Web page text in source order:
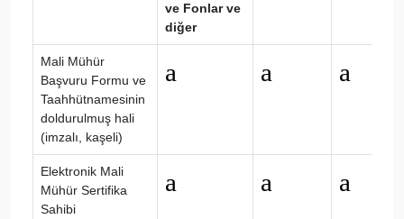
ve Fonlar ve
diğer
Mali Mühür
Başvuru Formu ve
Taahhütnamesinin
doldurulmuş hali
(imzalı, kaşeli)
a a a
Elektronik Mali
Mühür Sertifika
Sahibi
a a a